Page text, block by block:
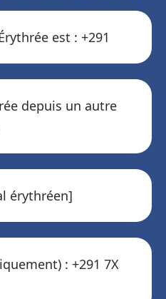
est : +291
depuis un autre
érythréen]
: +291 7X